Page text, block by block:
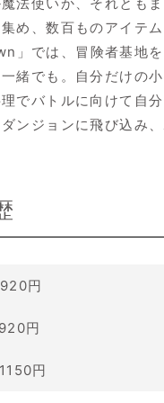
め、数百ものアイテ
」では、冒険者基地
緒でも。自分だけの
でバトルに向けて自
ンジョンに飛び込み
円
円
円